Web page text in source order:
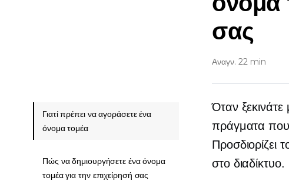
σας
Αναγν. 22 min
Όταν
πράγματα που
Προσδιορίζει
στο διαδίκτυο.
Γιατί πρέπει να αγοράσετε ένα
όνομα τομέα
Πώς να δημιουργήσετε ένα όνομα
τομέα για την επιχείρησή σας